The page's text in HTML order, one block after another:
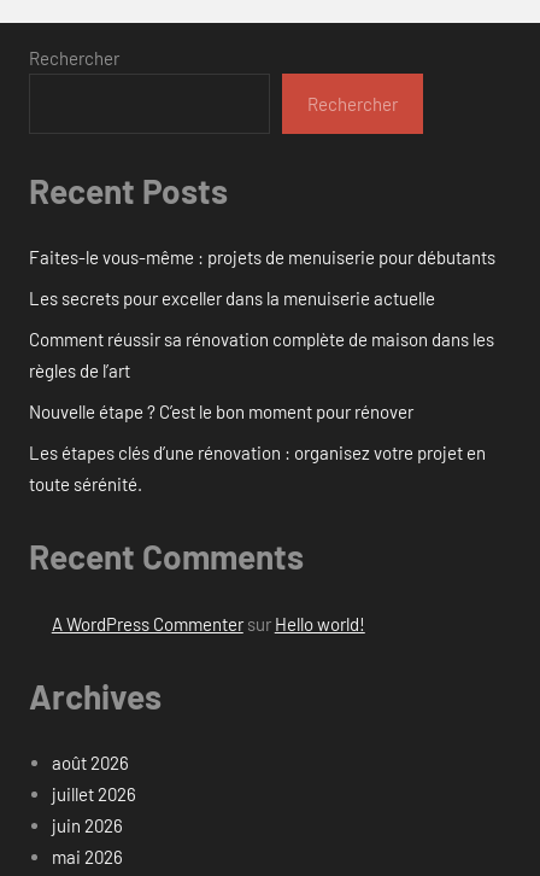
Rechercher
Rechercher
Recent Posts
Faites-le vous-même : projets de menuiserie pour débutants
Les secrets pour exceller dans la menuiserie actuelle
Comment réussir sa rénovation complète de maison dans les
règles de l’art
Nouvelle étape ? C’est le bon moment pour rénover
Les étapes clés d’une rénovation : organisez votre projet en
toute sérénité.
Recent Comments
A WordPress Commentersur Hello world!
Archives
août 2026
juillet 2026
juin 2026
mai 2026